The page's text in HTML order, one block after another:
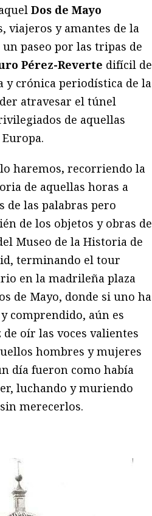
Dos de Mayo
viajeros y amantes de la
paseo por las tripas de
Pérez-Reverte difícil de
y crónica periodística de la
atravesar el túnel
de aquellas
haremos,recorriendo la
de aquellas horas a
de las palabras pero
de los objetos y obras de
Museo de la Historia de
terminando el tour
en la madrileña plaza
de Mayo, donde si uno ha
comprendido, aún es
de oír las voces valientes
hombres y mujeres
día fueron como había
luchando y muriendo
merecerlos.